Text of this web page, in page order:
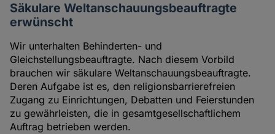
Säkulare Weltanschauungsbeauftragte
erwünscht
Wir unterhalten Behinderten- und
Gleichstellungsbeauftragte. Nach diesem Vorbild
brauchen wir säkulare Weltanschauungsbeauftragte.
Deren Aufgabe ist es, den religionsbarrierefreien
Zugang zu Einrichtungen, Debatten und Feierstunden
zu gewährleisten, die in gesamtgesellschaftlichem
Auftrag betrieben werden.